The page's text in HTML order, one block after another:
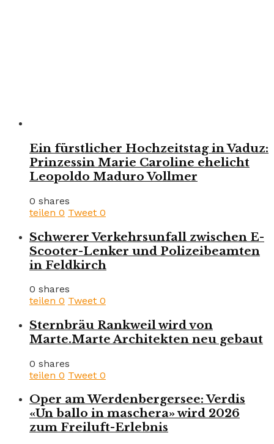
Ein fürstlicher Hochzeitstag in Vaduz:
Prinzessin Marie Caroline ehelicht
Leopoldo Maduro Vollmer
0 shares
teilen 0 Tweet 0
Schwerer Verkehrsunfall zwischen E-
Scooter-Lenker und Polizeibeamten
in Feldkirch
0 shares
teilen 0 Tweet 0
Sternbräu Rankweil wird von
Marte.Marte Architekten neu gebaut
0 shares
teilen 0 Tweet 0
Oper am Werdenbergersee: Verdis
«Un ballo in maschera» wird 2026
zum Freiluft-Erlebnis